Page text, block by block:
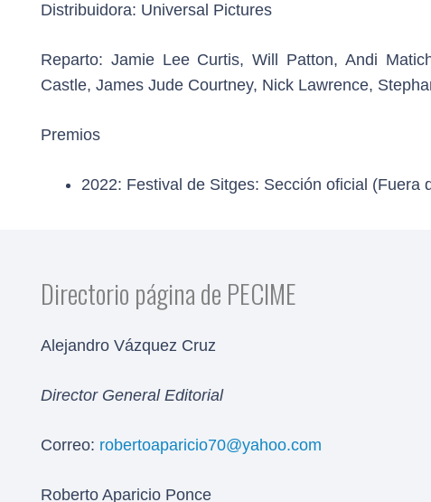
Distribuidora: Universal Pictures
Reparto: Jamie Lee Curtis, Will Patton, Andi
Castle, James Jude Courtney, Nick Lawrence,
Premios
2022: Festival de Sitges: Sección oficial (Fuera
Directorio página de PECIME
Alejandro Vázquez Cruz
Director General Editorial
Correo: robertoaparicio70@yahoo.com
Roberto Aparicio Ponce